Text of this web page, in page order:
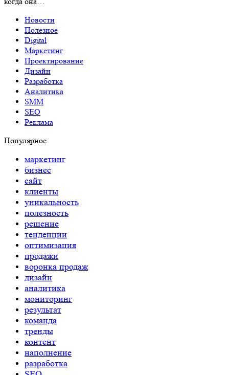
Новости
Полезное
Digital
Маркетинг
Проектирование
Дизайн
Разработка
Аналитика
SMM
SEO
Реклама
Популярное
маркетинг
бизнес
сайт
клиенты
уникальность
полезность
решение
тенденции
оптимизация
продажи
воронка продаж
дизайн
аналитика
мониторинг
результат
команда
тренды
контент
наполнение
разработка